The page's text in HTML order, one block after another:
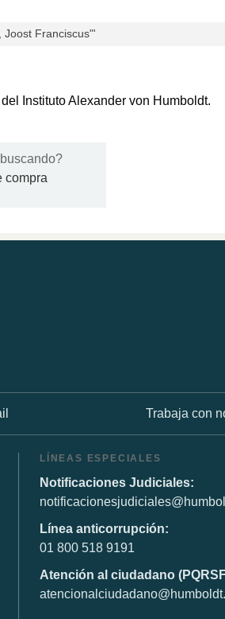
Joost Franciscus"'
Instituto Alexander von Humboldt.
compra
Trabaja con
LÍNEAS ESPECIALES
Notificaciones Judiciales:
Línea anticorrupción:
01 800 518 9191
Atención al ciudadano